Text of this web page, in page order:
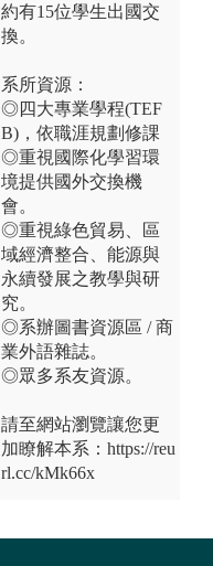
約有15位學生出國交
換。
系所資源：
◎四大專業學程(TEF
B)，依職涯規劃修課
◎重視國際化學習環
境提供國外交換機
會。
◎重視綠色貿易、區
域經濟整合、能源與
永續發展之教學與研
究。
◎系辦圖書資源區 / 商
業外語雜誌。
◎眾多系友資源。
請至網站瀏覽讓您更
加瞭解本系：https://reu
rl.cc/kMk66x